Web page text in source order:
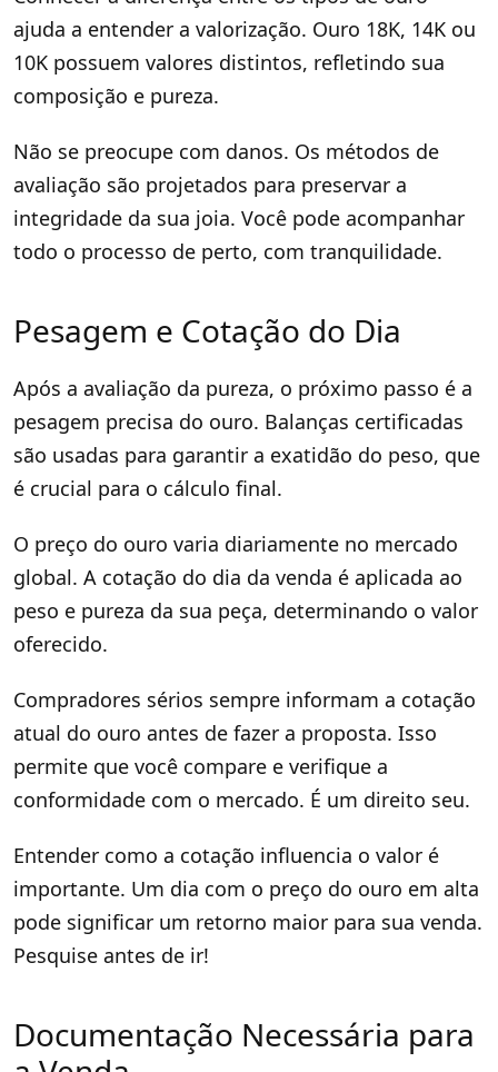
ajuda a entender a valorização. Ouro 18K, 14K ou
10K possuem valores distintos, refletindo sua
composição e pureza.
Não se preocupe com danos. Os métodos de
avaliação são projetados para preservar a
integridade da sua joia. Você pode acompanhar
todo o processo de perto, com tranquilidade.
Pesagem e Cotação do Dia
Após a avaliação da pureza, o próximo passo é a
pesagem precisa do ouro. Balanças certificadas
são usadas para garantir a exatidão do peso, que
é crucial para o cálculo final.
O preço do ouro varia diariamente no mercado
global. A cotação do dia da venda é aplicada ao
peso e pureza da sua peça, determinando o valor
oferecido.
Compradores sérios sempre informam a cotação
atual do ouro antes de fazer a proposta. Isso
permite que você compare e verifique a
conformidade com o mercado. É um direito seu.
Entender como a cotação influencia o valor é
importante. Um dia com o preço do ouro em alta
pode significar um retorno maior para sua venda.
Pesquise antes de ir!
Documentação Necessária para